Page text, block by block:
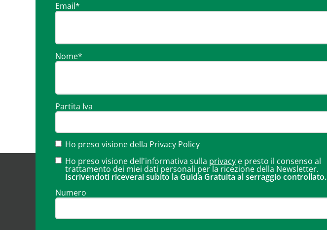
Email*
Nome*
Partita Iva
Ho preso visione della Privacy Policy
Ho preso visione dell'informativa sulla privacy e presto il consenso al
trattamento dei miei dati personali per la ricezione della Newsletter.
Iscrivendoti riceverai subito la Guida Gratuita al serraggio controllato.
Numero